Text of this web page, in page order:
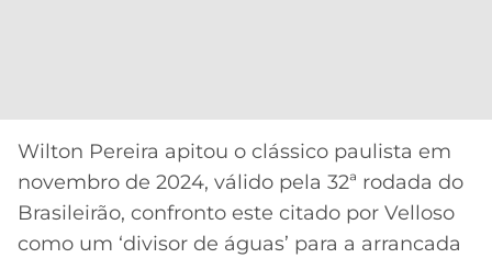
Wilton Pereira apitou o clássico paulista em
novembro de 2024, válido pela 32ª rodada do
Brasileirão, confronto este citado por Velloso
como um ‘divisor de águas’ para a arrancada